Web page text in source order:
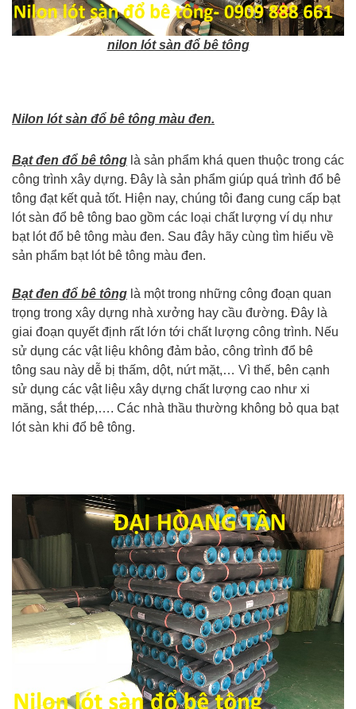
nilon lót sàn đổ bê tông
Nilon lót sàn đổ bê tông màu đen.
Bạt đen đổ bê tông là sản phẩm khá quen thuộc trong các
công trình xây dựng. Đây là sản phẩm giúp quá trình đổ bê
tông đạt kết quả tốt. Hiện nay, chúng tôi đang cung cấp bạt
lót sàn đổ bê tông bao gồm các loại chất lượng ví dụ như
bạt lót đổ bê tông màu đen. Sau đây hãy cùng tìm hiểu về
sản phẩm bạt lót bê tông màu đen.
Bạt đen đổ bê tông là một trong những công đoạn quan
trọng trong xây dựng nhà xưởng hay cầu đường. Đây là
giai đoạn quyết định rất lớn tới chất lượng công trình. Nếu
sử dụng các vật liệu không đảm bảo, công trình đổ bê
tông sau này dễ bị thấm, dột, nứt mặt,… Vì thế, bên cạnh
sử dụng các vật liệu xây dựng chất lượng cao như xi
măng, sắt thép,…. Các nhà thầu thường không bỏ qua bạt
lót sàn khi đổ bê tông.